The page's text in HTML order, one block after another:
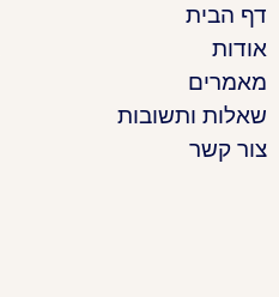
דף הבית
אודות
מאמרים
שאלות ותשובות
צור קשר